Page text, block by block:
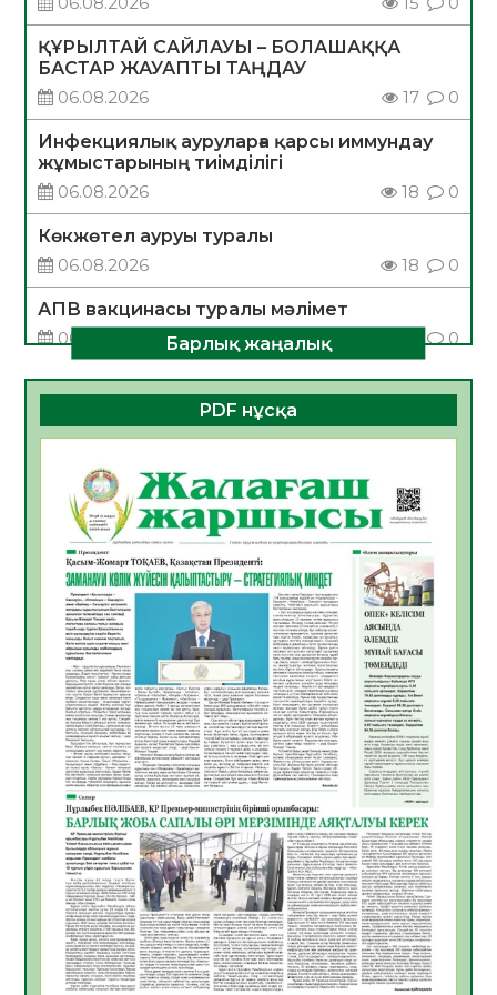
ҚҰРЫЛТАЙ САЙЛАУЫ – БОЛАШАҚҚА
БАСТАР ЖАУАПТЫ ТАҢДАУ
06.08.2026
17 0
Инфекциялық ауруларға қарсы иммундау
жұмыстарының тиімділігі
06.08.2026
18 0
Көкжөтел ауруы туралы
06.08.2026
18 0
АПВ вакцинасы туралы мәлімет
06.08.2026
0
Open Air: Қызылорда облысы полиция
департаменті 20 мыңнан астам
көрерменнің қауіпсіздігін қамтамасыз етті
ҚЫЗЫЛОРДАДА «САНАЛЫ ҰРПАҚ –
ЖАРҚЫН БОЛАШАҚ» АТТЫ КЕҢЕЙТІЛГЕН
МӘЖІЛІС ӨТТІ
05.08.2026
30
Қазақстан Орталық Азиядағы көшуге ең
қолайлы ел атанды
05.08.2026
32
Өрт қауіпсіздігі талаптарын сақтау – әр
азаматтың міндеті
05.08.2026
32
Руслан Рүстемұлы облыс әкімінің
кеңесшісі болып тағайындалды
05.08.2026
29
Цифрландыру саласын дамыту аясында
салынатын жаңа орталықтың жобасы
талқыланды
05.08.2026
29
Барлық жаңалық
PDF нұсқа